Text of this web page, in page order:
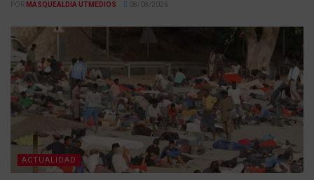
POR MASQUEALDIA UTMEDIOS 08/08/2026
ACTUALIDAD